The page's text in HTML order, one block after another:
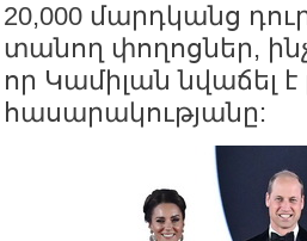
20,000 մարդկանց
տանող փողոցներ,
որ Կամիլան նվաճել
հասարակությանը: